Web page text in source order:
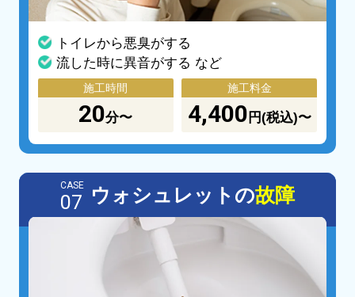
トイレから悪臭がする
流した時に異音がする など
施工時間
20分〜
施工料金
4,400 円(税込)〜
CASE
07 ウォシュレットの故障